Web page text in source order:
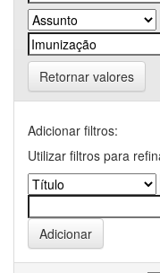
Retornar valores
Adicionar filtros:
Utilizar filtros para